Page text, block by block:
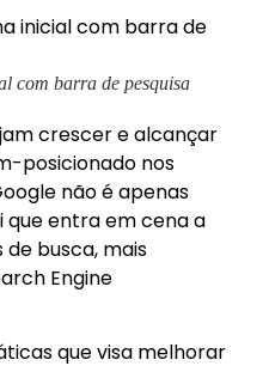
com barra de pesquisa
crescer e alcançar
posicionado nos
não é apenas
que entra em cena a
busca, mais
Engine
que visa melhorar